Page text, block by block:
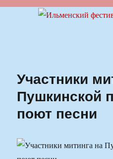
Ильменский
Участники
Пушкинской
поют песни